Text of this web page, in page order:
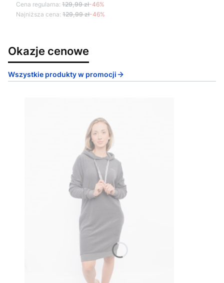
Cena regularna: 129,99 zł-46%
Najniższa cena: 129,99 zł-46%
Okazje cenowe
Wszystkie produkty w promocji